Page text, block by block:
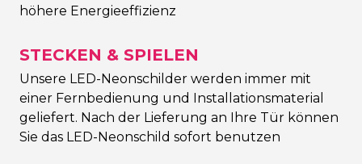
höhere Energieeffizienz
STECKEN & SPIELEN
Unsere LED-Neonschilder werden immer mit
einer Fernbedienung und Installationsmaterial
geliefert. Nach der Lieferung an Ihre Tür können
Sie das LED-Neonschild sofort benutzen